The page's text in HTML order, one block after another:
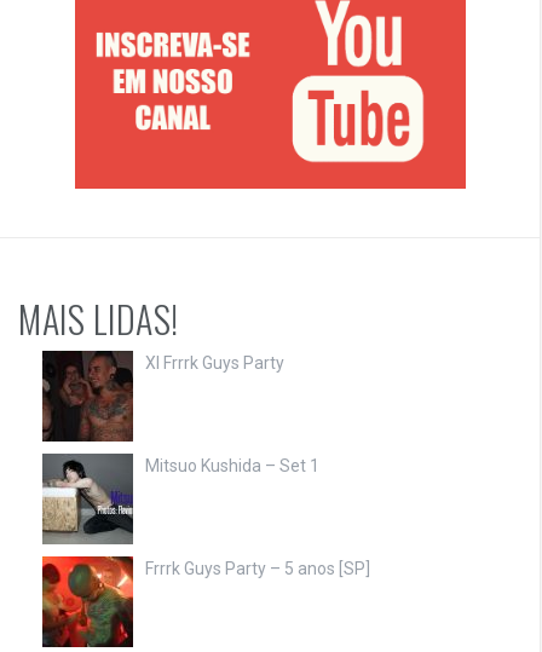
MAIS LIDAS!
XI Frrrk Guys Party
Mitsuo Kushida – Set 1
Frrrk Guys Party – 5 anos [SP]